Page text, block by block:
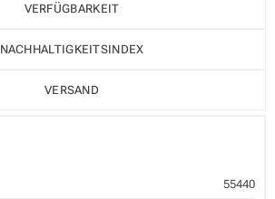
VERFÜGBARKEIT
NACHHALTIGKEITSINDEX
VERSAND
55440